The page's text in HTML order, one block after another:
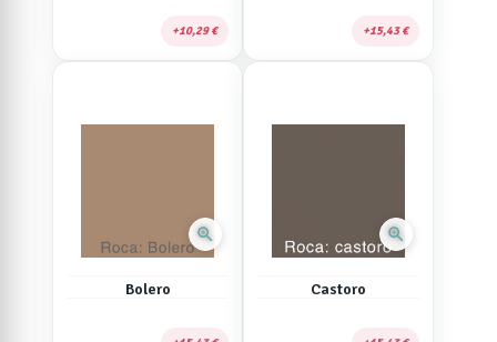
10,29 € 15,43 €
zoom_in
Bolero
zoom_in
Castoro